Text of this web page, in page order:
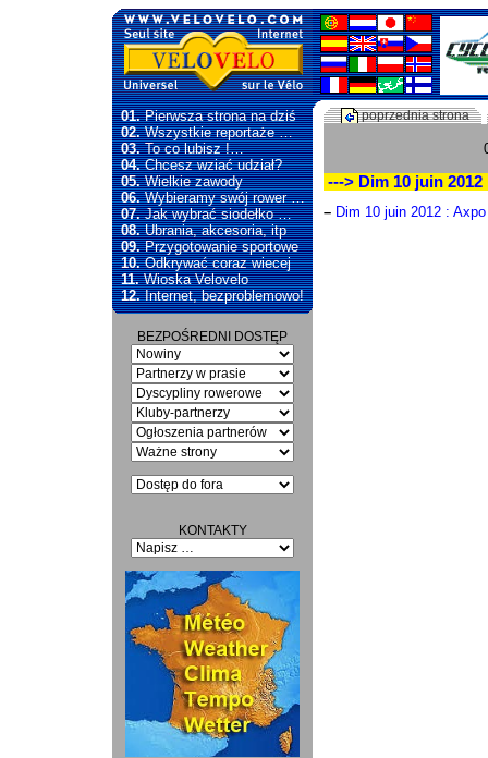
01.Pierwsza strona na dziś
02.Wszystkie reportaże …
03.To co lubisz !…
04.Chcesz wziać udział?
05.Wielkie zawody
06.Wybieramy swój rower …
07.Jak wybrać siodełko …
08.Ubrania, akcesoria, itp
09.Przygotowanie sportowe
10.Odkrywać coraz wiecej
11.Wioska Velovelo
12.Internet, bezproblemowo!
BEZPOŚREDNI DOSTĘP
KONTAKTY
poprzednia strona
---> Dim 10 juin
– Dim 10 juin 2012 :